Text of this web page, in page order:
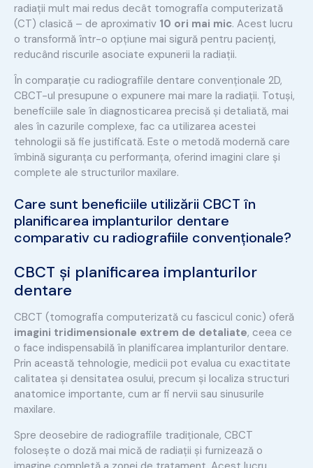
radiații mult mai redus decât tomografia computerizată
(CT) clasică – de aproximativ 10 ori mai mic. Acest lucru
o transformă într-o opțiune mai sigură pentru pacienți,
reducând riscurile asociate expunerii la radiații.
În comparație cu radiografiile dentare convenționale 2D,
CBCT-ul presupune o expunere mai mare la radiații. Totuși,
beneficiile sale în diagnosticarea precisă și detaliată, mai
ales în cazurile complexe, fac ca utilizarea acestei
tehnologii să fie justificată. Este o metodă modernă care
îmbină siguranța cu performanța, oferind imagini clare și
complete ale structurilor maxilare.
Care sunt beneficiile utilizării CBCT în
planificarea implanturilor dentare
comparativ cu radiografiile convenționale?
CBCT și planificarea implanturilor
dentare
CBCT (tomografia computerizată cu fascicul conic) oferă
imagini tridimensionale extrem de detaliate, ceea ce
o face indispensabilă în planificarea implanturilor dentare.
Prin această tehnologie, medicii pot evalua cu exactitate
calitatea și densitatea osului, precum și localiza structuri
anatomice importante, cum ar fi nervii sau sinusurile
maxilare.
Spre deosebire de radiografiile tradiționale, CBCT
folosește o doză mai mică de radiații și furnizează o